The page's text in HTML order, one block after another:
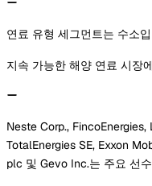
연료 유형 세그먼트는 수소
지속 가능한 해양 연료 시장
Neste Corp.,
TotalEnergies SE, Exxon
plc 및 Gevo Inc.는 주요 선